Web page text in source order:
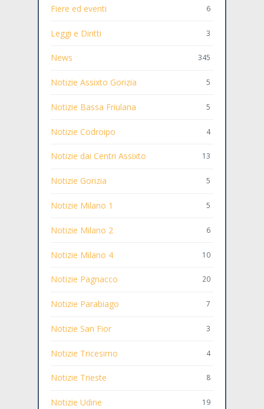
Fiere ed eventi 6
Leggi e Diritti 3
News 345
Notizie Assixto Gorizia 5
Notizie Bassa Friulana 5
Notizie Codroipo 4
Notizie dai Centri Assixto 13
Notizie Gorizia 5
Notizie Milano 1 5
Notizie Milano 2 6
Notizie Milano 4 10
Notizie Pagnacco 20
Notizie Parabiago 7
Notizie San Fior 3
Notizie Tricesimo 4
Notizie Trieste 8
Notizie Udine 19